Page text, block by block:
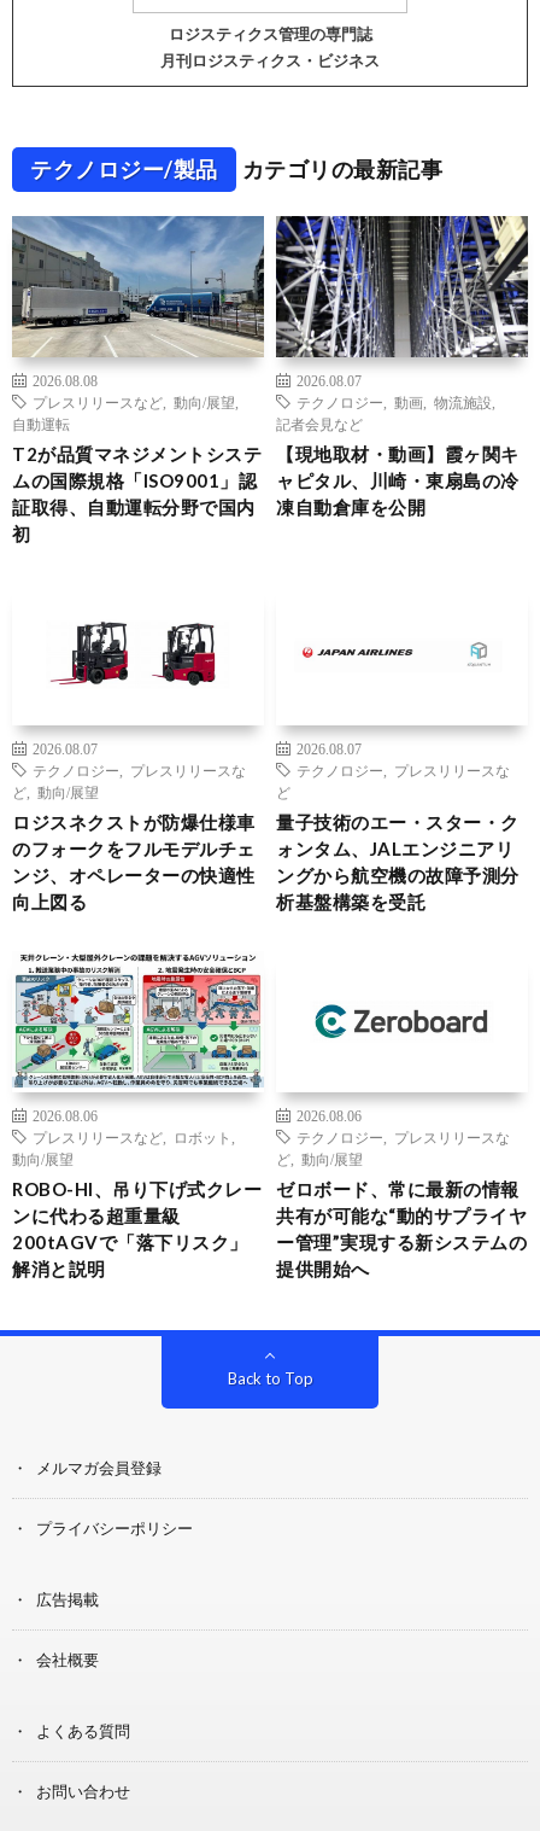
ロジスティクス管理の専門誌
月刊ロジスティクス・ビジネス
テクノロジー/製品 カテゴリの最新記事
2026.08.08
プレスリリースなど
動向/展望
自動運転
T2が品質マネジメントシステ
ムの国際規格「ISO9001」認
証取得、自動運転分野で国内
初
2026.08.07
テクノロジー
動画 物流施設
記者会見など
【現地取材・動画】霞ヶ関キ
ャピタル、川崎・東扇島の冷
凍自動倉庫を公開
2026.08.07
テクノロジー
プレスリリースな
ど
動向/展望
ロジスネクストが防爆仕様車
のフォークをフルモデルチェ
ンジ、オペレーターの快適性
向上図る
2026.08.07
テクノロジー
プレスリリースな
ど
量子技術のエー・スター・ク
ォンタム、JALエンジニアリ
ングから航空機の故障予測分
析基盤構築を受託
2026.08.06
プレスリリースなど
ロボット
動向/展望
ROBO-HI、吊り下げ式クレー
ンに代わる超重量級
200tAGVで「落下リスク」
解消と説明
2026.08.06
テクノロジー
プレスリリースな
ど
動向/展望
ゼロボード、常に最新の情報
共有が可能な“動的サプライヤ
ー管理”実現する新システムの
提供開始へ
Back to Top
メルマガ会員登録
プライバシーポリシー
広告掲載
会社概要
よくある質問
お問い合わせ